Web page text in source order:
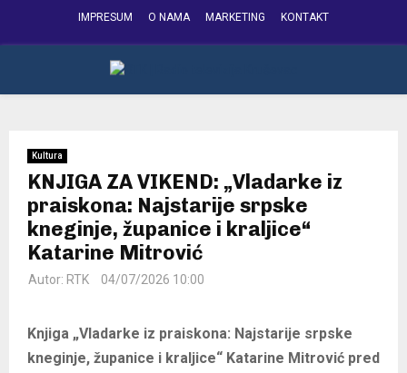
IMPRESUM O NAMA MARKETING KONTAKT
PRIMARY
MENU
Kultura
KNJIGA ZA VIKEND: „Vladarke iz
praiskona: Najstarije srpske
kneginje, županice i kraljice“
Katarine Mitrović
Autor: RTK 04/07/2026 10:00
Knjiga „Vladarke iz praiskona: Najstarije srpske
kneginje, županice i kraljice“ Katarine Mitrović pred